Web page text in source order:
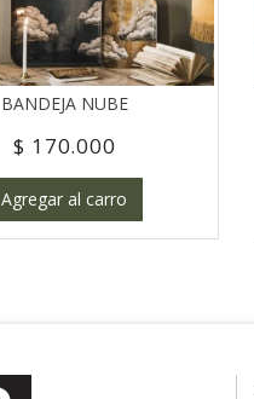
BANDEJA NUBE
$ 170.000
Agregar al carro